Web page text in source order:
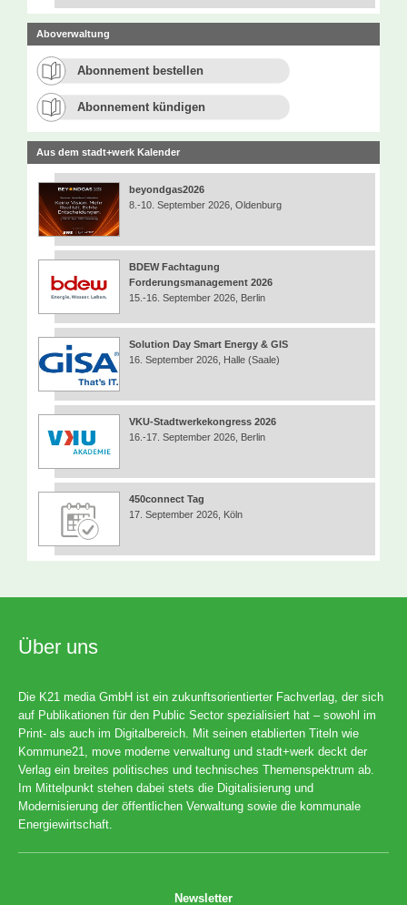
Aboverwaltung
Abonnement bestellen
Abonnement kündigen
Aus dem stadt+werk Kalender
beyondgas2026
8.-10. September 2026, Oldenburg
BDEW Fachtagung
Forderungsmanagement 2026
15.-16. September 2026, Berlin
Solution Day Smart Energy & GIS
16. September 2026, Halle (Saale)
VKU-Stadtwerkekongress 2026
16.-17. September 2026, Berlin
450connect Tag
17. September 2026, Köln
Über uns
Die K21 media GmbH ist ein zukunftsorientierter Fachverlag, der sich
auf Publikationen für den Public Sector spezialisiert hat – sowohl im
Print- als auch im Digitalbereich. Mit seinen etablierten Titeln wie
Kommune21, move moderne verwaltung und stadt+werk deckt der
Verlag ein breites politisches und technisches Themenspektrum ab.
Im Mittelpunkt stehen dabei stets die Digitalisierung und
Modernisierung der öffentlichen Verwaltung sowie die kommunale
Energiewirtschaft.
Newsletter